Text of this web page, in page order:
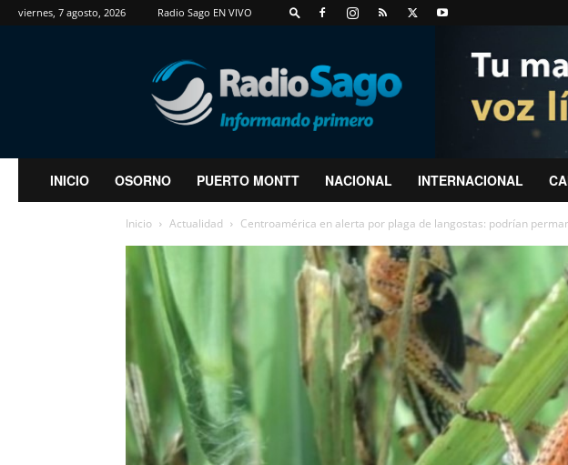
viernes, 7 agosto, 2026 Radio Sago EN VIVO
RadioSago
INICIO OSORNO PUERTO MONTT NACIONAL INTERNACIONAL
Inicio Actualidad Centroamérica en alerta por plaga de langostas: podrían